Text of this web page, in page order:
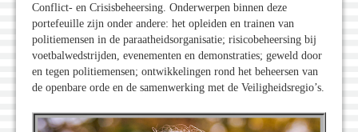
Conflict- en Crisisbeheersing. Onderwerpen binnen deze
portefeuille zijn onder andere: het opleiden en trainen van
politiemensen in de paraatheidsorganisatie; risicobeheersing bij
voetbalwedstrijden, evenementen en demonstraties; geweld door
en tegen politiemensen; ontwikkelingen rond het beheersen van
de openbare orde en de samenwerking met de Veiligheidsregio’s.